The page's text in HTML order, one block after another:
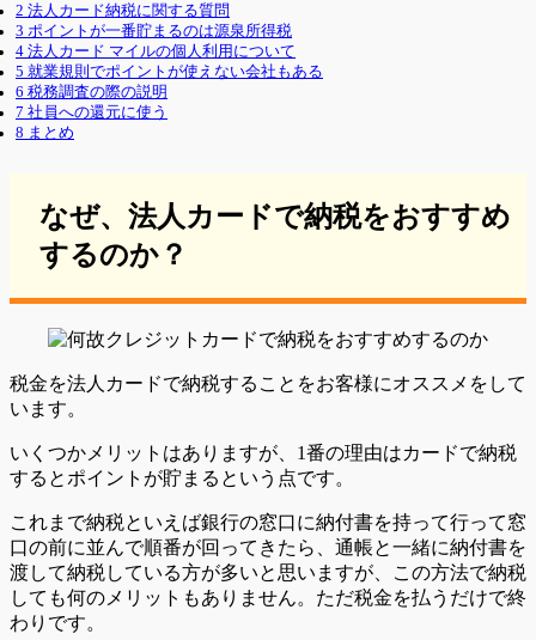
2 法人カード納税に関する質問
3 ポイントが一番貯まるのは源泉所得税
4 法人カード マイルの個人利用について
5 就業規則でポイントが使えない会社もある
6 税務調査の際の説明
7 社員への還元に使う
8 まとめ
なぜ、法人カードで納税をおすすめ
するのか？
税金を法人カードで納税することをお客様にオススメをして
います。
いくつかメリットはありますが、1番の理由はカードで納税
するとポイントが貯まるという点です。
これまで納税といえば銀行の窓口に納付書を持って行って窓
口の前に並んで順番が回ってきたら、通帳と一緒に納付書を
渡して納税している方が多いと思いますが、この方法で納税
しても何のメリットもありません。ただ税金を払うだけで終
わりです。